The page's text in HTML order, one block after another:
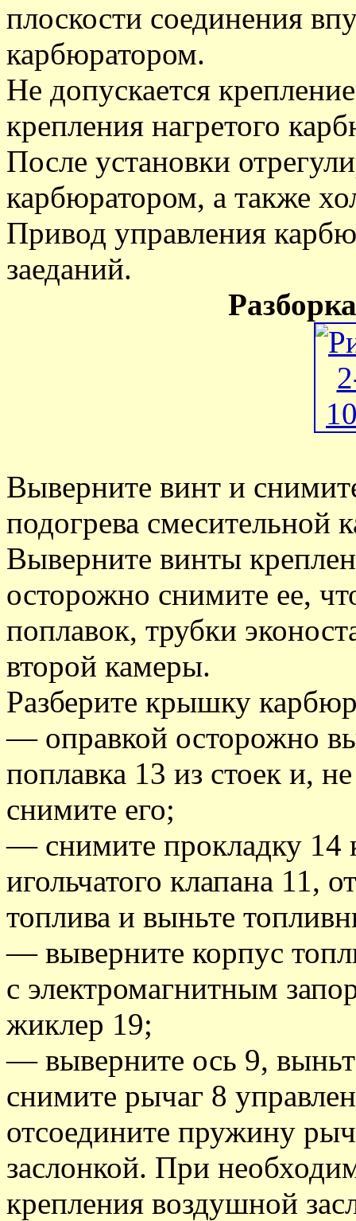
плоскости соединения
карбюратором.
Не допускается
крепления нагретого
После установки
карбюратором, а также
Привод управления
заеданий.
Выверните винт и
подогрева смесительной
Выверните винты
осторожно снимите ее,
поплавок, трубки
второй камеры.
Разберите крышку
— оправкой осторожно
поплавка 13 из стоек и,
снимите его;
— снимите прокладку 14
игольчатого клапана 11,
топлива и выньте
— выверните корпус
с электромагнитным
жиклер 19;
— выверните ось 9,
снимите рычаг 8
отсоедините пружину
заслонкой. При
крепления воздушной